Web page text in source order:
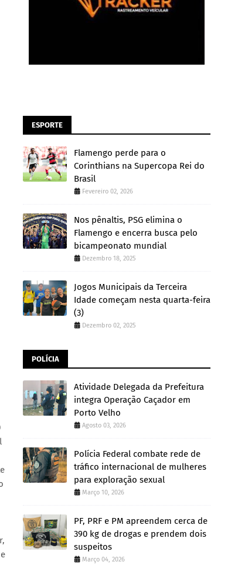
ESPORTE
Flamengo perde para o
Corinthians na Supercopa Rei do
Brasil
Fevereiro 02, 2026
Nos pênaltis, PSG elimina o
Flamengo e encerra busca pelo
bicampeonato mundial
Dezembro 18, 2025
Jogos Municipais da Terceira
Idade começam nesta quarta-feira
(3)
Dezembro 02, 2025
POLÍCIA
Atividade Delegada da Prefeitura
integra Operação Caçador em
Porto Velho
Agosto 03, 2026
Polícia Federal combate rede de
tráfico internacional de mulheres
para exploração sexual
Março 10, 2026
PF, PRF e PM apreendem cerca de
390 kg de drogas e prendem dois
suspeitos
Março 04, 2026